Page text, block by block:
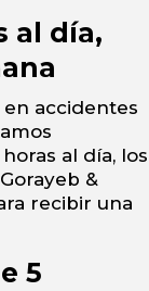
al día,
accidentes
al día, los
&
recibir una
5